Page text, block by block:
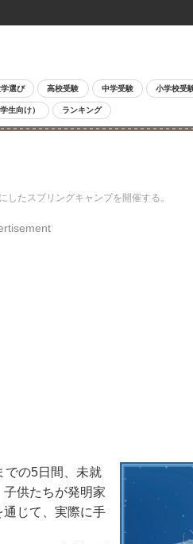
選び 高校受験 中学受験 小学校受
生向け） ランキング
たスプリングキャンプを開催する。
での5日間、未就
供たちが発明家
じて、実際に手